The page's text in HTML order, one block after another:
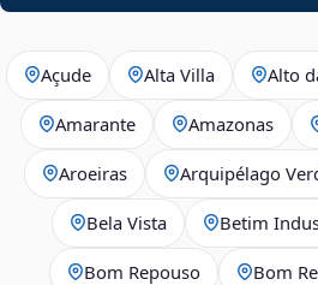
Açude Alta Villa Alto
Amarante Amazonas
Aroeiras Arquipélago
Bela Vista Betim
Bom Repouso Bom